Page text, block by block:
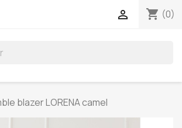
shopping_cart (0)

blazer LORENA camel